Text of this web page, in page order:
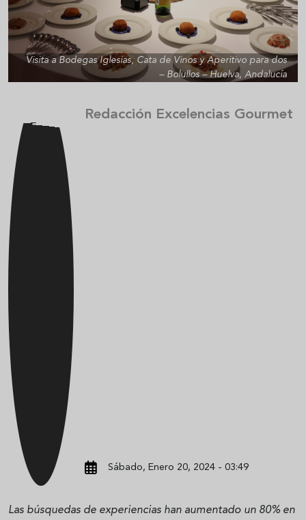
Visita a Bodegas Iglesias, Cata de Vinos y Aperitivo para dos
– Bolullos – Huelva, Andalucía
Redacción Excelencias Gourmet
Sábado, Enero 20, 2024 - 03:49
Las búsquedas de experiencias han aumentado un 80% en